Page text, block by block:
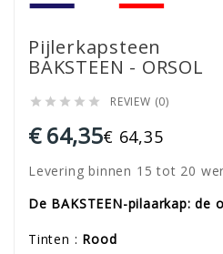
Pijlerkapsteen
BAKSTEEN - ORSOL
     REVIEW (0)
€ 64,35€ 64,35
Levering binnen 15 tot 20
De BAKSTEEN-pilaarkap:
Tinten : Rood